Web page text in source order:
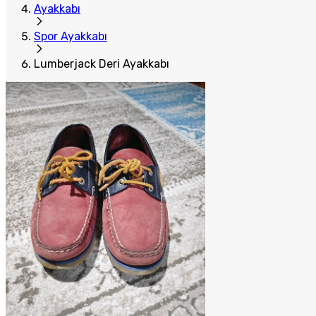
Ayakkabı
Spor Ayakkabı
Lumberjack Deri Ayakkabı